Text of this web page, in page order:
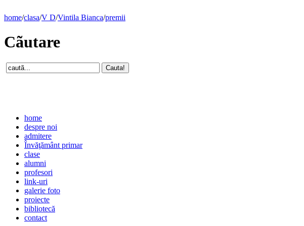
home/clasa/V D/Vintila Bianca/premii
Cãutare
home
despre noi
admitere
Învăţământ primar
clase
alumni
profesori
link-uri
galerie foto
proiecte
bibliotecă
contact